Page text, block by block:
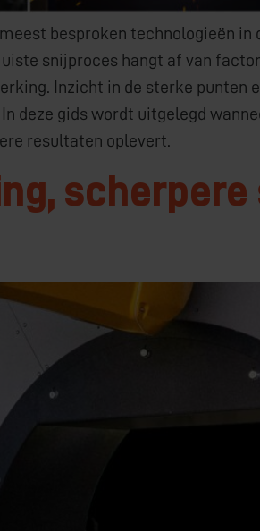
besproken technologieën
snijproces hangt af van
Inzicht in de sterke punten
deze gids wordt uitgelegd
resultaten oplevert.
scherpere